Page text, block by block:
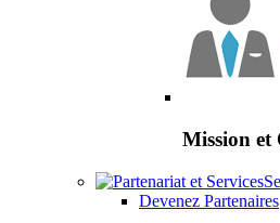
Mission et
Devenez Partenaires